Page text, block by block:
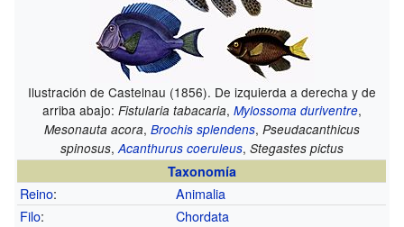
Ilustración de Castelnau (1856). De izquierda a derecha y de
arriba abajo: Fistularia tabacaria, Mylossoma duriventre,
Mesonauta acora, Brochis splendens, Pseudacanthicus
spinosus, Acanthurus coeruleus, Stegastes pictus
Taxonomía
Reino:
Animalia
Filo:
Chordata